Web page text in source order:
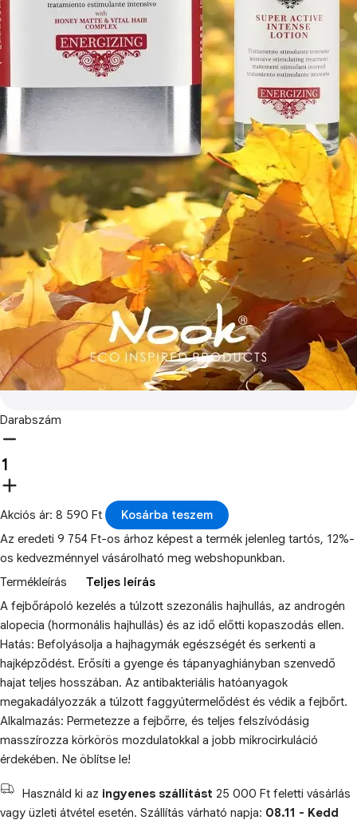
Darabszám
Akciós ár: 8 590 Ft
Kosárba teszem
Az eredeti 9 754 Ft-os árhoz képest a termék jelenleg tartós, 12%-
os kedvezménnyel vásárolható meg webshopunkban.
Termékleírás
Teljes leírás
A fejbőrápoló kezelés a túlzott szezonális hajhullás, az androgén
alopecia (hormonális hajhullás) és az idő előtti kopaszodás ellen.
Hatás: Befolyásolja a hajhagymák egészségét és serkenti a
hajképződést. Erősíti a gyenge és tápanyaghiányban szenvedő
hajat teljes hosszában. Az antibakteriális hatóanyagok
megakadályozzák a túlzott faggyútermelődést és védik a fejbőrt.
Alkalmazás: Permetezze a fejbőrre, és teljes felszívódásig
masszírozza körkörös mozdulatokkal a jobb mikrocirkuláció
érdekében. Ne öblítse le!
Használd ki az ingyenes szállítást 25 000 Ft feletti vásárlás
vagy üzleti átvétel esetén. Szállítás várható napja: 08.11 - Kedd